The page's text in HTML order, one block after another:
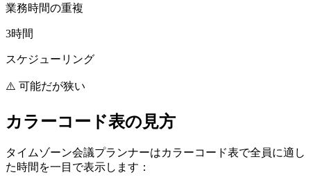
業務時間の重複
3時間
スケジューリング
⚠️ 可能だが狭い
カラーコード表の見方
タイムゾーン会議プランナーはカラーコード表で全員に適し
た時間を一目で表示します：